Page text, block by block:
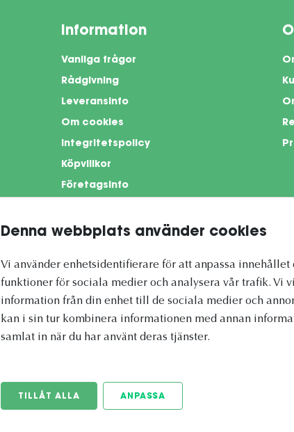
Denna webbplats använder cookies
Vi använder enhetsidentifierare för att anpassa
funktioner för sociala medier och analysera vår trafik. Vi
information från din enhet till de sociala medier och
kan i sin tur kombinera informationen med annan
samlat in när du har använt deras tjänster.
TILLÅT ALLA ANPASSA
Information
Vanliga frågor
Rådgivning
Leveransinfo
Om cookies
Integritetspolicy
Köpvillkor
Företagsinfo
This site is protected by reCAPTCHA and the Google